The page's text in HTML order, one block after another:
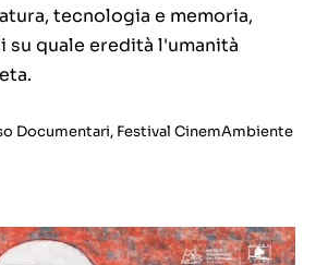
tecnologia e memoria,
quale eredità l'umanità
Documentari, Festival CinemAmbiente